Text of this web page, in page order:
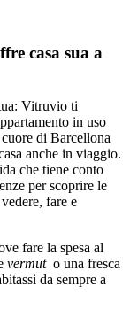
casa sua a
Vitruvio ti
in uso
di Barcellona
anche in viaggio.
che tiene conto
per scoprire le
fare e
fare la spesa al
vermuto una fresca
da sempre a